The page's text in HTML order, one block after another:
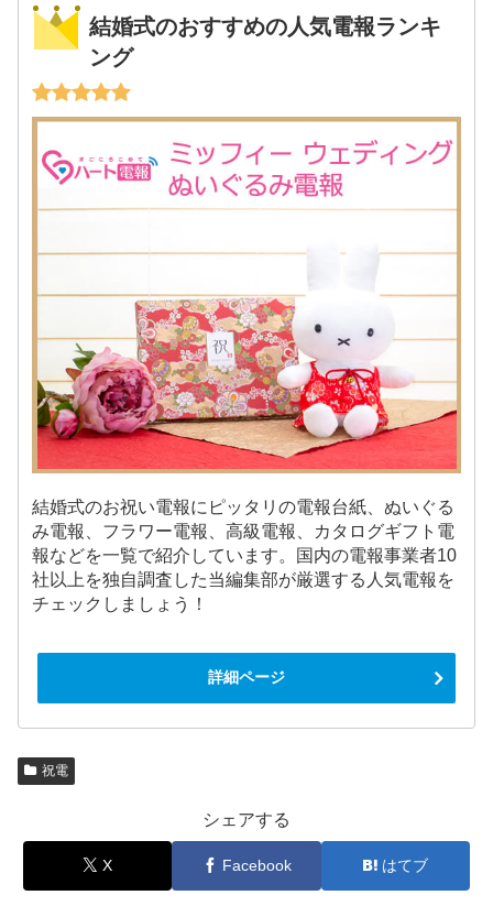
結婚式のおすすめの人気電報ランキ
ング
結婚式のお祝い電報にピッタリの電報台紙、ぬいぐる
み電報、フラワー電報、高級電報、カタログギフト電
報などを一覧で紹介しています。国内の電報事業者10
社以上を独自調査した当編集部が厳選する人気電報を
チェックしましょう！
詳細ページ
祝電
シェアする
X Facebook はてブ